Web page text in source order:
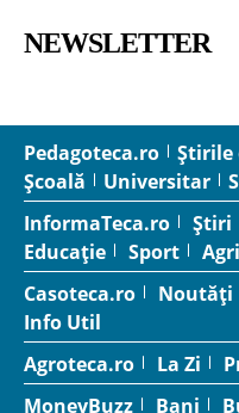
NEWSLETTER
Pedagoteca.ro Știrile
Școală
Universitar
InformaTeca.ro
Știri
Educație
Sport
Casoteca.ro
Noutăți
Info Util
Agroteca.ro
La Zi
MoneyBuzz
Bani